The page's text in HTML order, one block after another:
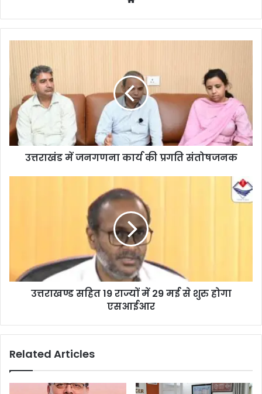
te
उत्तराखंड में जनगणना कार्य की प्रगति संतोषजनक
उत्तराखण्ड सहित 19 राज्यों में 29 मई से शुरु होगा
एसआईआर
Related Articles